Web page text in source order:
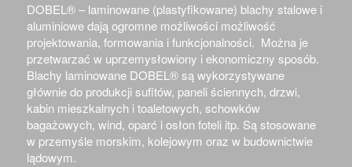
DOBEL®– laminowane (plastyfikowane) blachy stalowe i
aluminiowe dają ogromne możliwości możliwość
projektowania, formowania i funkcjonalności. Można je
przetwarzać w uprzemysłowiony i ekonomiczny sposób.
Blachy laminowane DOBEL® są wykorzystywane
głównie do produkcji sufitów, paneli ściennych, drzwi,
kabin mieszkalnych i toaletowych, schowków
bagażowych, wind, oparć i osłon foteli itp. Są stosowane
w przemyśle morskim, kolejowym oraz w budownictwie
lądowym.